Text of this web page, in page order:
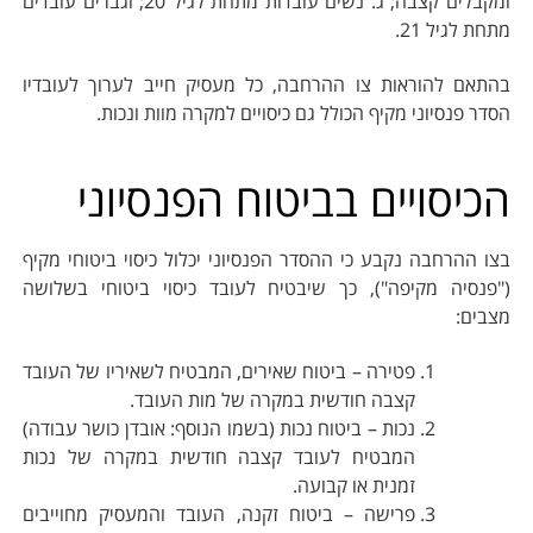
מתחת לגיל 21.
בהתאם להוראות צו ההרחבה, כל מעסיק חייב לערוך לעובדיו
הסדר פנסיוני מקיף הכולל גם כיסויים למקרה מוות ונכות.
הכיסויים בביטוח הפנסיוני
בצו ההרחבה נקבע כי ההסדר הפנסיוני יכלול כיסוי ביטוחי מקיף
("פנסיה מקיפה"), כך שיבטיח לעובד כיסוי ביטוחי בשלושה
מצבים:
פטירה – ביטוח שאירים, המבטיח לשאיריו של העובד
קצבה חודשית במקרה של מות העובד.
נכות – ביטוח נכות (בשמו הנוסף: אובדן כושר עבודה)
המבטיח לעובד קצבה חודשית במקרה של נכות
זמנית או קבועה.
פרישה – ביטוח זקנה, העובד והמעסיק מחוייבים